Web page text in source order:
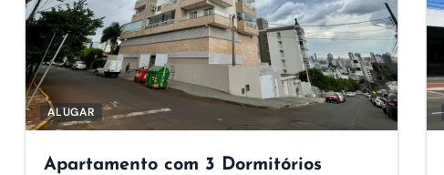
ALUGAR
Apartamento com 3 Dormitórios